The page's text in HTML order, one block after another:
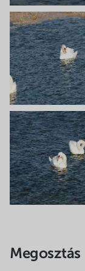
Villa Igku
Megosztás